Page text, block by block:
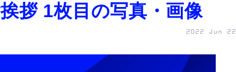
拶 1枚目の写真・画像
2022 Jun 22